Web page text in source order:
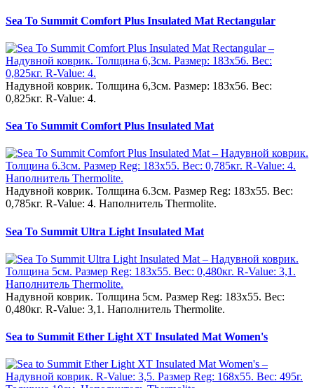
Sea To Summit Comfort Plus Insulated Mat Rectangular
Надувной коврик. Толщина 6,3см. Размер: 183x56. Вес:
0,825кг. R-Value: 4.
Sea To Summit Comfort Plus Insulated Mat
Надувной коврик. Толщина 6.3см. Размер Reg: 183x55. Вес:
0,785кг. R-Value: 4. Наполнитель Thermolite.
Sea To Summit Ultra Light Insulated Mat
Надувной коврик. Толщина 5см. Размер Reg: 183x55. Вес:
0,480кг. R-Value: 3,1. Наполнитель Thermolite.
Sea to Summit Ether Light XT Insulated Mat Women's